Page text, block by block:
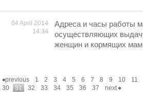
04 April 2014
14:34
Адреса и часы работы
осуществляющих
женщин и кормящих
previous 1 2 3 4 5 6 7 8 9 10 11
30
31 32 33 34 35 36 37 next